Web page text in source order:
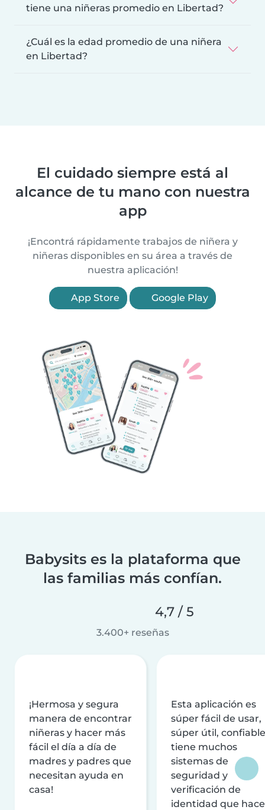
tiene una niñeras promedio en Libertad?
¿Cuál es la edad promedio de una niñera
en Libertad?
El cuidado siempre está al
alcance de tu mano con nuestra
app
¡Encontrá rápidamente trabajos de niñera y
niñeras disponibles en su área a través de
nuestra aplicación!
App Store Google Play
Babysits es la plataforma que
las familias más confían.
4,7 / 5
3.400+ reseñas
¡Hermosa y segura
manera de encontrar
niñeras y hacer más
fácil el día a día de
madres y padres que
necesitan ayuda en
casa!
Esta aplicación es
súper fácil de usar,
súper útil,
tiene muchos
sistemas de
seguridad y
verificación de
identidad que